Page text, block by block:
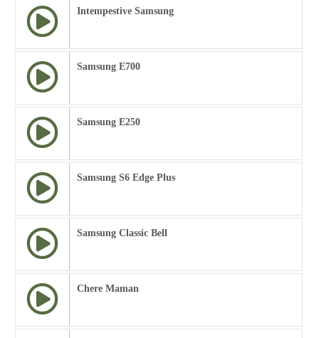
Intempestive Samsung
Samsung E700
Samsung E250
Samsung S6 Edge Plus
Samsung Classic Bell
Chere Maman